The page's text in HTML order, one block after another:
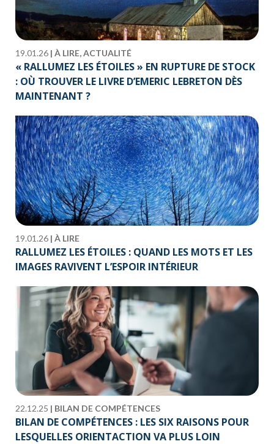
19.01.26 | À LIRE, ACTUALITÉ
« RALLUMEZ LES ÉTOILES » EN RUPTURE DE STOCK
: OÙ TROUVER LE LIVRE D’EMERIC LEBRETON DÈS
MAINTENANT ?
19.01.26 | À LIRE
RALLUMEZ LES ÉTOILES : QUAND LES MOTS ET LES
IMAGES RAVIVENT L’ESPOIR INTÉRIEUR
22.12.25 | BILAN DE COMPÉTENCES
BILAN DE COMPÉTENCES : LES SIX RAISONS POUR
LESQUELLES ORIENTACTION VA PLUS LOIN